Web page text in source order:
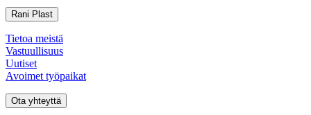
Rani Plast
Tietoa meistä
Vastuullisuus
Uutiset
Avoimet työpaikat
Ota yhteyttä